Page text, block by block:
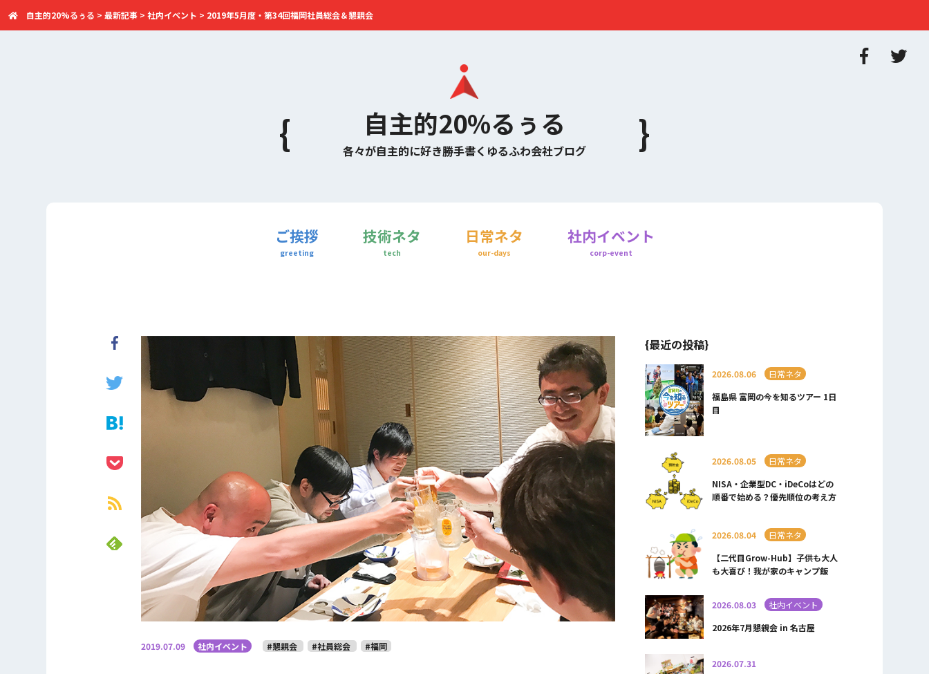
自主的20%るぅる
各々が自主的に好き勝手書くゆるふわ会社ブログ
自主的20%るぅる > 最新記事 > 社内イベント > 2019年5月度・第34回福岡社員総会＆懇親会
ご挨拶
greeting
技術ネタ
tech
日常ネタ
our-days
社内イベント
corp-event
2019.07.09 社内イベント #懇親会 #社員総会 #福岡
{最近の投稿}
2026.08.06
日常ネタ
福島県 富岡の今を知るツアー 1日
目
2026.08.05
日常ネタ
NISA・企業型DC・iDeCoはどの
順番で始める？優先順位の考え方
2026.08.04
日常ネタ
【二代目Grow-Hub】子供も大人
も大喜び！我が家のキャンプ飯
2026.08.03
社内イベント
2026年7月懇親会 in 名古屋
2026.07.31